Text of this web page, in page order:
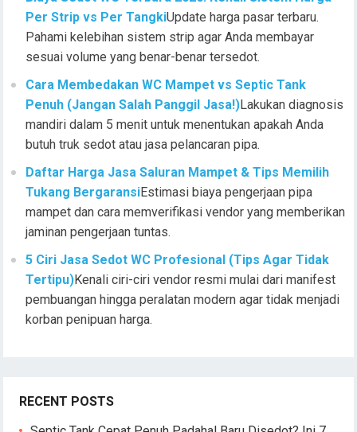
Per Strip vs Per TangkiUpdate harga pasar terbaru.
Pahami kelebihan sistem strip agar Anda membayar
sesuai volume yang benar-benar tersedot.
Cara Membedakan WC Mampet vs Septic Tank
Penuh (Jangan Salah Panggil Jasa!)Lakukan diagnosis
mandiri dalam 5 menit untuk menentukan apakah Anda
butuh truk sedot atau jasa pelancaran pipa.
Daftar Harga Jasa Saluran Mampet & Tips Memilih
Tukang BergaransiEstimasi biaya pengerjaan pipa
mampet dan cara memverifikasi vendor yang memberikan
jaminan pengerjaan tuntas.
5 Ciri Jasa Sedot WC Profesional (Tips Agar Tidak
Tertipu)Kenali ciri-ciri vendor resmi mulai dari manifest
pembuangan hingga peralatan modern agar tidak menjadi
korban penipuan harga.
RECENT POSTS